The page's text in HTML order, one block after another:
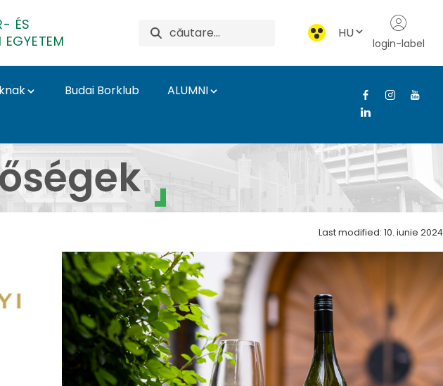
ÉS
EGYETEM
HU
login-label
Budai Borklub
ALUMNI
Intézet
Last modified: 10. iunie 2024